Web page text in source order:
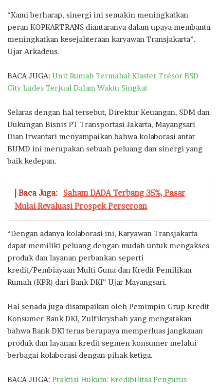
“Kami berharap, sinergi ini semakin meningkatkan
peran KOPKARTRANS diantaranya dalam upaya membantu
meningkatkan kesejahteraan karyawan Transjakarta”.
Ujar Arkadeus.
BACA JUGA: Unit Rumah Termahal Klaster Trésor BSD
City Ludes Terjual Dalam Waktu Singkat
Selaras dengan hal tersebut, Direktur Keuangan, SDM dan
Dukungan Bisnis PT Transportasi Jakarta, Mayangsari
Dian Irwantari menyampaikan bahwa kolaborasi antar
BUMD ini merupakan sebuah peluang dan sinergi yang
baik kedepan.
| Baca Juga:
Saham DADA Terbang 35%, Pasar
Mulai Revaluasi Prospek Perseroan
“Dengan adanya kolaborasi ini, Karyawan Transjakarta
dapat memiliki peluang dengan mudah untuk mengakses
produk dan layanan perbankan seperti
kredit/Pembiayaan Multi Guna dan Kredit Pemilikan
Rumah (KPR) dari Bank DKI” Ujar Mayangsari.
Hal senada juga disampaikan oleh Pemimpin Grup Kredit
Konsumer Bank DKI, Zulfikryshah yang mengatakan
bahwa Bank DKI terus berupaya memperluas jangkauan
produk dan layanan kredit segmen konsumer melalui
berbagai kolaborasi dengan pihak ketiga.
BACA JUGA: Praktisi Hukum: Kredibilitas Pengurus